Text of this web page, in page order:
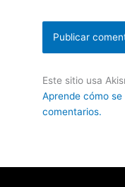
Este sitio usa
Aprende cómo
comentarios.